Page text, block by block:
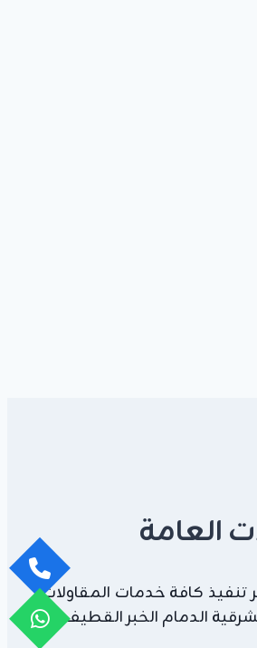
العامة
تنفيذ كافة خدمات المقاولات
الدمام الخبر القطيف .